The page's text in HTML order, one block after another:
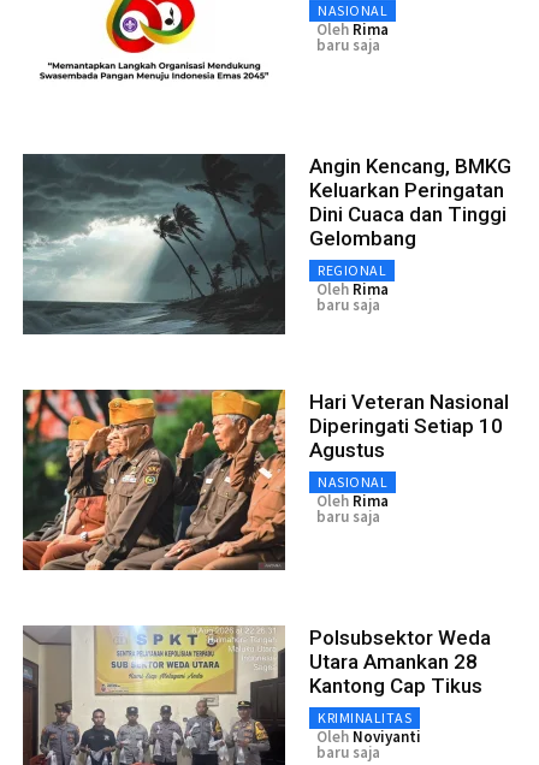
NASIONAL
Oleh Rima
baru saja
Angin Kencang, BMKG
Keluarkan Peringatan
Dini Cuaca dan Tinggi
Gelombang
REGIONAL
Oleh Rima
baru saja
Hari Veteran Nasional
Diperingati Setiap 10
Agustus
NASIONAL
Oleh Rima
baru saja
Polsubsektor Weda
Utara Amankan 28
Kantong Cap Tikus
KRIMINALITAS
Oleh Noviyanti
baru saja